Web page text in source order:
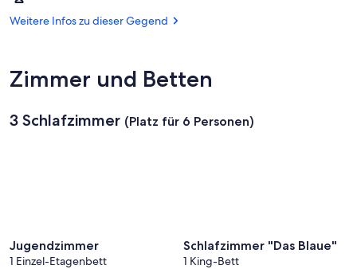
Vary
Weitere Infos zu dieser Gegend
Zimmer und Betten
3 Schlafzimmer (Platz für 6 Personen)
Jugendzimmer
1 Einzel-Etagenbett
Schlafzimmer "Das Blaue"
1 King-Bett